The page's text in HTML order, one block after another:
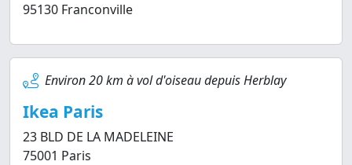
95130 Franconville
Environ 20 km à vol d'oiseau depuis Herblay
Ikea Paris
23 BLD DE LA MADELEINE
75001 Paris